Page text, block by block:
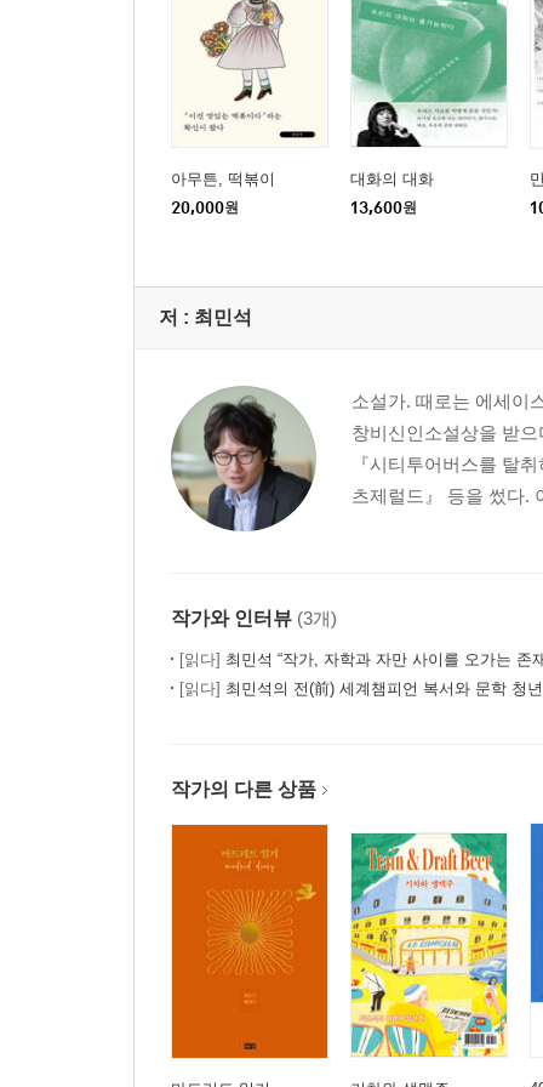
아무튼, 떡볶이
20,000원
대화의 대화
13,600원
저 : 최민석
소설가. 때로는 에세이
창비신인소설상을 받
『시티투어버스를 탈
츠제럴드』 등을 썼다.
작가와 인터뷰 (3개)
[읽다] 최민석 “작가, 자학과 자만 사이를 오가는 존
[읽다] 최민석의 전(前) 세계챔피언 복서와 문학 청
작가의 다른 상품